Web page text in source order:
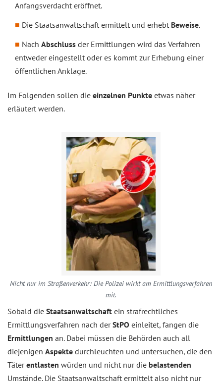
Anfangsverdacht eröffnet.
Die Staatsanwaltschaft ermittelt und erhebt Beweise.
Nach Abschluss der Ermittlungen wird das Verfahren
entweder eingestellt oder es kommt zur Erhebung einer
öffentlichen Anklage.
Im Folgenden sollen die einzelnen Punkte etwas näher
erläutert werden.
Nicht nur im Straßenverkehr: Die Polizei wirkt am Ermittlungsverfahren
mit.
Sobald die Staatsanwaltschaft ein strafrechtliches
Ermittlungsverfahren nach derStPO einleitet, fangen die
Ermittlungen an. Dabei müssen die Behörden auch all
diejenigen Aspekte durchleuchten und untersuchen, die den
Täterentlasten würden und nicht nur die belastenden
Umstände. Die Staatsanwaltschaft ermittelt also nicht nur